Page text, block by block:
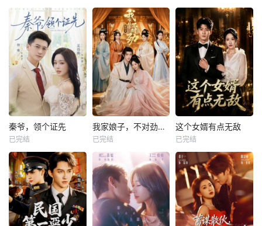
秦爷，领个证先
已完结
我家娘子，不对劲第四季
已完结
这个女婿有点无敌
已完结